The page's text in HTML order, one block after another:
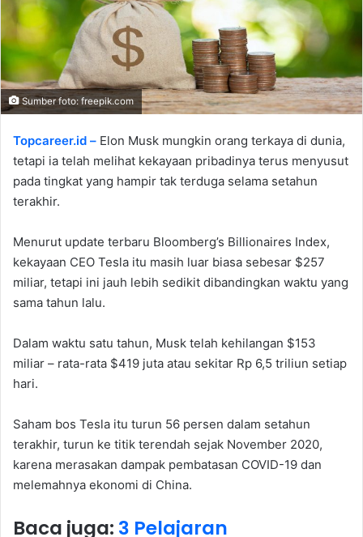
Sumber foto: freepik.com
Topcareer.id – Elon Musk mungkin orang terkaya di dunia,
tetapi ia telah melihat kekayaan pribadinya terus menyusut
pada tingkat yang hampir tak terduga selama setahun
terakhir.
Menurut update terbaru Bloomberg’s Billionaires Index,
kekayaan CEO Tesla itu masih luar biasa sebesar $257
miliar, tetapi ini jauh lebih sedikit dibandingkan waktu yang
sama tahun lalu.
Dalam waktu satu tahun, Musk telah kehilangan $153
miliar – rata-rata $419 juta atau sekitar Rp 6,5 triliun setiap
hari.
Saham bos Tesla itu turun 56 persen dalam setahun
terakhir, turun ke titik terendah sejak November 2020,
karena merasakan dampak pembatasan COVID-19 dan
melemahnya ekonomi di China.
Baca juga: 3 Pelajaran